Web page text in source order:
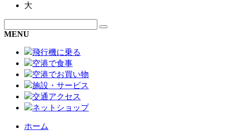
大
MENU
飛行機に乗る
空港で食事
空港でお買い物
施設・サービス
交通アクセス
ネットショップ
ホーム